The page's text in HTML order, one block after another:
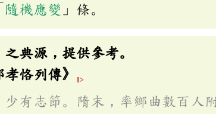
隨機應變 」條。
之典源，提供參考。
恪列傳》
1>
有志節。隋末，率鄉曲數百人